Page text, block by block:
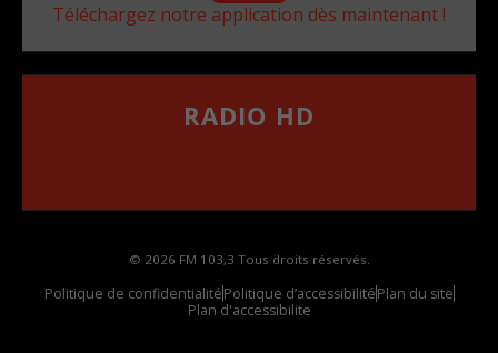
Téléchargez notre application dès maintenant !
RADIO HD
© 2026 FM 103,3 Tous droits réservés.
Politique de confidentialitéPolitique d’accessibilitéPlan du site
Plan d'accessibilite